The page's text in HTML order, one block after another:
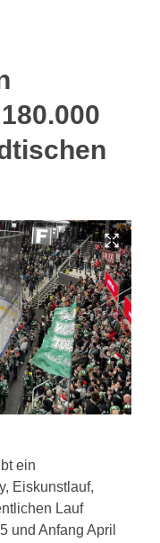
ein
Eiskunstlauf,
Lauf
und Anfang April